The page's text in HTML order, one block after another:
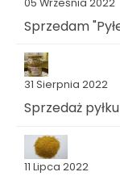
Sprzedam
31 Sierpnia 2022
Sprzedaż
11 Lipca 2022